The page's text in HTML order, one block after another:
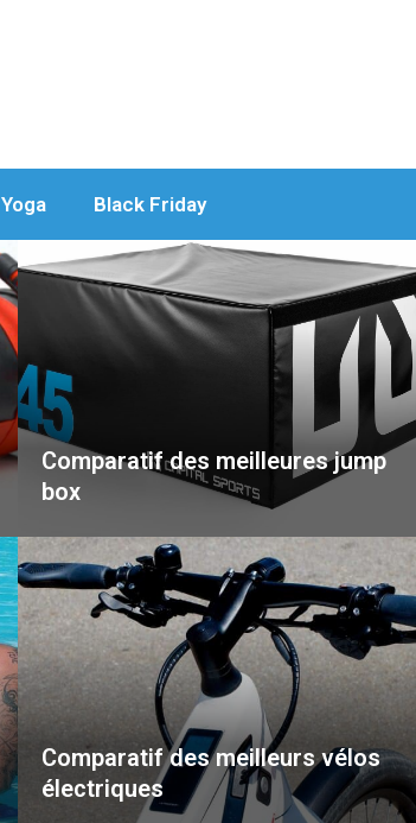
Yoga Black Friday
Comparatif des meilleures jump
box
Comparatif des meilleurs vélos
électriques